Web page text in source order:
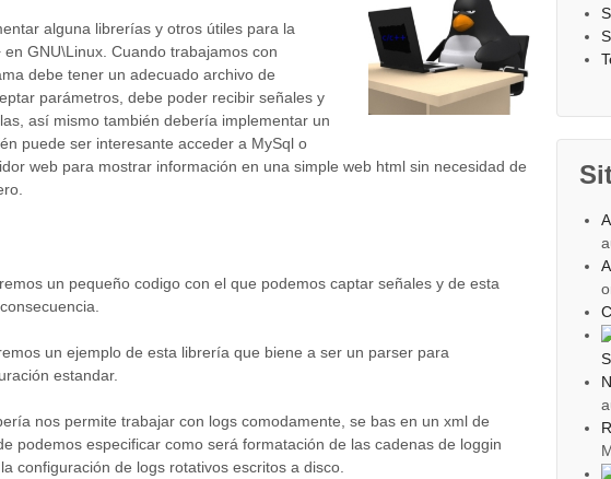
alguna librerías y otros útiles para la
GNU\Linux. Cuando trabajamos con
debe tener un adecuado archivo de
parámetros, debe poder recibir señales y
así mismo también debería implementar un
puede ser interesante acceder a MySql o
web para mostrar información en una simple web html sin necesidad de
un pequeño codigo con el que podemos captar señales y de esta
un ejemplo de esta librería que biene a ser un parser para
estandar.
nos permite trabajar con logs comodamente, se bas en un xml de
podemos especificar como será formatación de las cadenas de loggin
configuración de logs rotativos escritos a disco.